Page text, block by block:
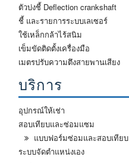
ตัวบ่งชี้ Deflection crankshaft
ชี้ และรายการระบบเลเซอร์
ใช้เหล็กกล้าไร้สนิม
เข็มขัดติดตั้งเครื่องมือ
เมตรปรับความตึงสายพานเสียง
บริการ
อุปกรณ์ให้เช่า
สอบเทียบและซ่อมแซม
แบบฟอร์มซ่อมและสอบเทียบ
ระบบจัดตำแหน่งเอง